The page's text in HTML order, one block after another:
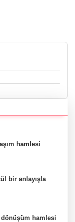
hamlesi
bir anlayışla
hamlesi